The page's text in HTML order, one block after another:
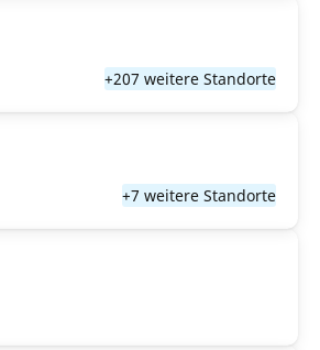
+207 weitere Standorte
+7 weitere Standorte